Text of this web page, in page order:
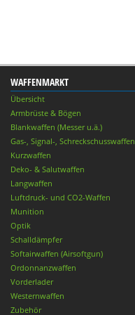
WAFFENMARKT
Übersicht
Armbrüste & Bögen
Blankwaffen (Messer u.ä.)
Gas-, Signal-, Schreckschusswaffen
Kurzwaffen
Deko- & Salutwaffen
Langwaffen
Luftdruck- und CO2-Waffen
Munition
Optik
Schalldämpfer
Softairwaffen (Airsoftgun)
Ordonnanzwaffen
Vorderlader
Westernwaffen
Zubehör